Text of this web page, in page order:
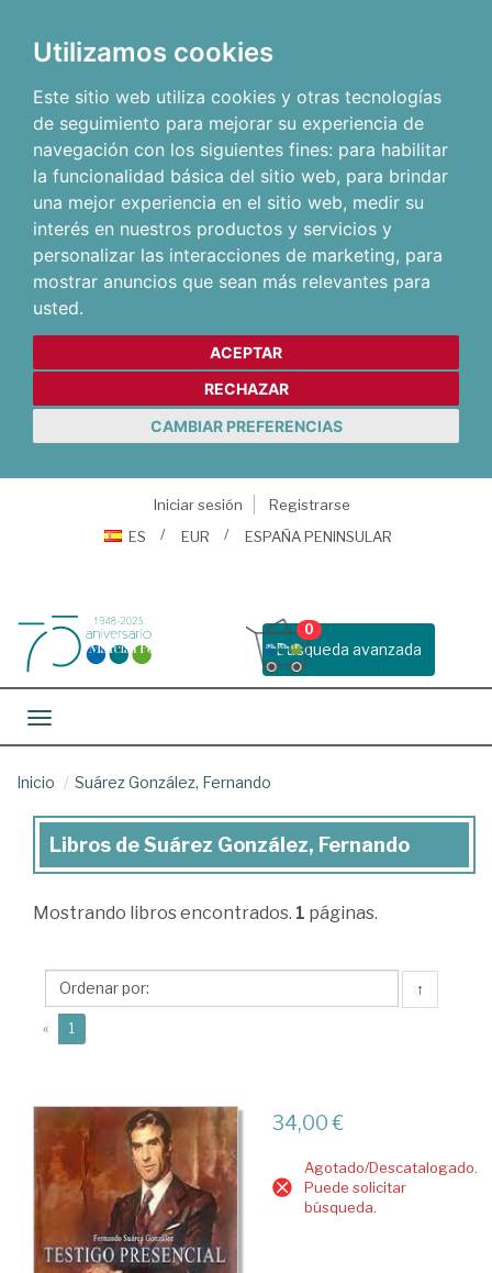
Utilizamos cookies
Este sitio web utiliza cookies y otras tecnologías
de seguimiento para mejorar su experiencia de
navegación con los siguientes fines: para habilitar
la funcionalidad básica del sitio web, para brindar
una mejor experiencia en el sitio web, medir su
interés en nuestros productos y servicios y
personalizar las interacciones de marketing, para
mostrar anuncios que sean más relevantes para
usted.
ACEPTAR
RECHAZAR
CAMBIAR PREFERENCIAS
Iniciar sesión
Registrarse
ES
EUR ESPAÑA PENINSULAR
Busqueda avanzada
0
Toggle navigation
Inicio Suárez González, Fernando
Libros
Suárez
Fernando
Libros de Suárez González, Fernando
Mostrando libros encontrados. 1 páginas.
↑
« 1
34,00 €
Agotado/Descatalogado.
Puede solicitar
búsqueda.